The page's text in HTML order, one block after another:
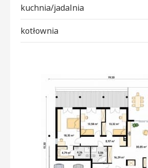
kuchnia/jadalnia
kotłownia